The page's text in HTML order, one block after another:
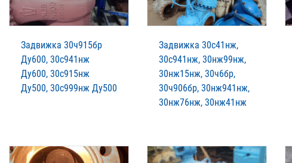
Задвижка 30ч915бр
Ду600, 30с941нж
Ду600, 30с915нж
Ду500, 30с999нж Ду500
Задвижка 30с41нж,
30с941нж, 30нж99нж,
30нж15нж, 30ч6бр,
30ч906бр, 30нж941нж,
30нж76нж, 30нж41нж